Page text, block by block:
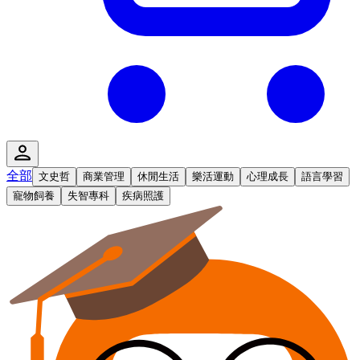
全部 文史哲 商業管理 休閒生活 樂活運動 心理成長
語言學習
寵物飼養
失智專科 疾病照護